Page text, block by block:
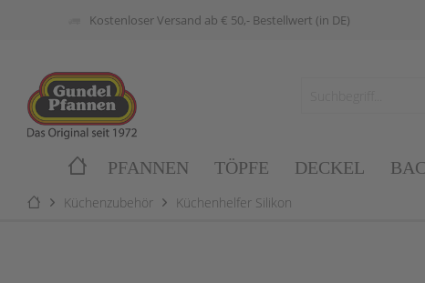
Kostenloser Versand ab € 50,- Bestellwert (in DE)
PFANNEN TÖPFE DECKEL
Küchenzubehör Küchenhelfer Silikon